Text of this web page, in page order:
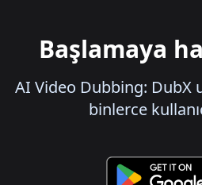
Başlamaya
AI Video Dubbing: DubX
binlerce